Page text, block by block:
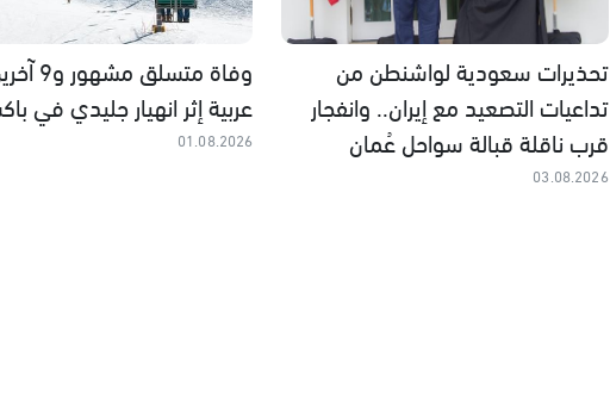
تحذيرات سعودية لواشنطن من
تداعيات التصعيد مع إيران.. وانفجار
قرب ناقلة قبالة سواحل عُمان
03.08.2026
وفاة
عربية إثر انهيار جليدي في
01.08.2026